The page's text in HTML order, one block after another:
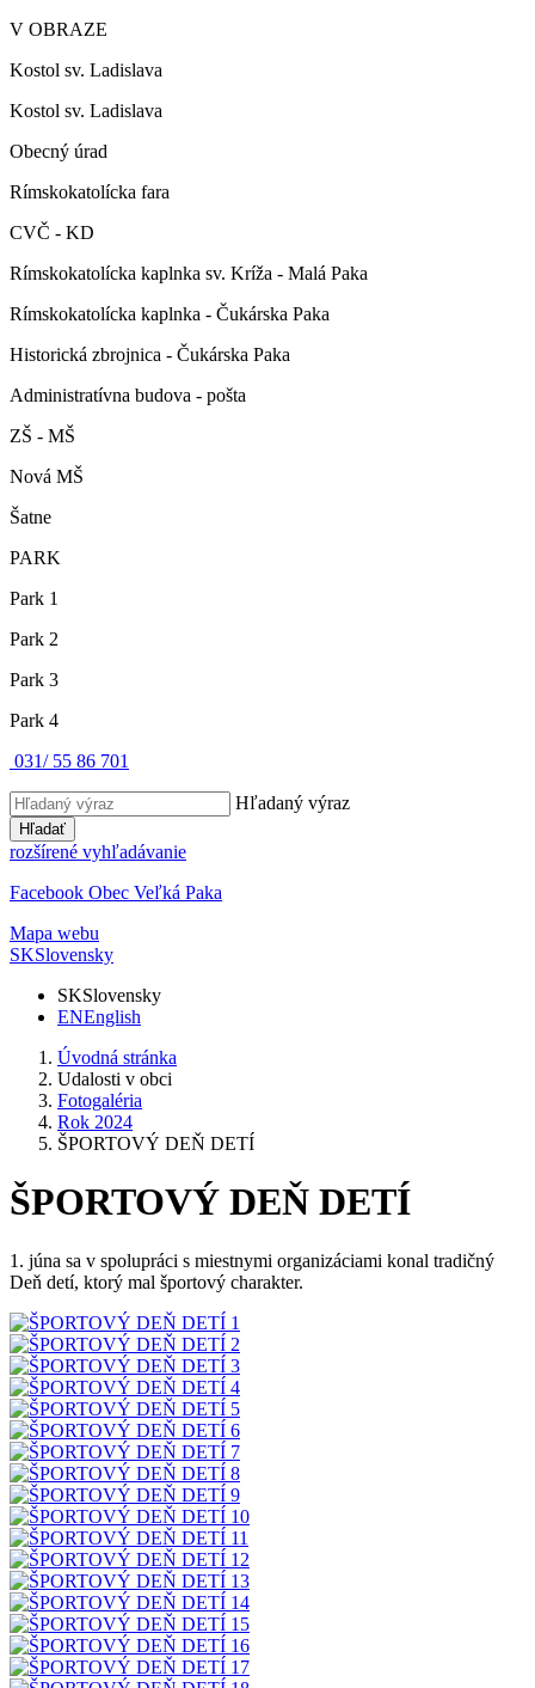
V OBRAZE
Kostol sv. Ladislava
Kostol sv. Ladislava
Obecný úrad
Rímskokatolícka fara
CVČ - KD
Rímskokatolícka kaplnka sv. Kríža - Malá Paka
Rímskokatolícka kaplnka - Čukárska Paka
Historická zbrojnica - Čukárska Paka
Administratívna budova - pošta
ZŠ - MŠ
Nová MŠ
Šatne
PARK
Park 1
Park 2
Park 3
Park 4
031/ 55 86 701
Hľadaný výraz
Hľadať
rozšírené vyhľadávanie
Facebook Obec Veľká Paka
Mapa webu
SKSlovensky
SKSlovensky
ENEnglish
Úvodná stránka
Udalosti v obci
Fotogaléria
Rok 2024
ŠPORTOVÝ DEŇ DETÍ
ŠPORTOVÝ DEŇ DETÍ
1. júna sa v spolupráci s miestnymi organizáciami konal tradičný
Deň detí, ktorý mal športový charakter.